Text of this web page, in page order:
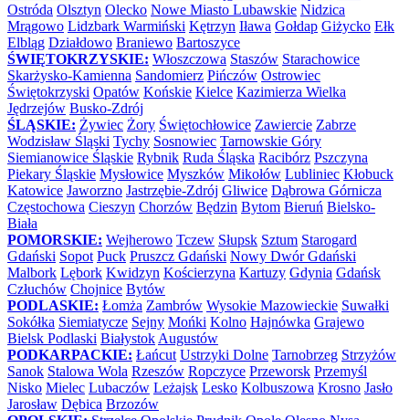
Ostróda Olsztyn Olecko Nowe Miasto Lubawskie Nidzica
Mrągowo Lidzbark Warmiński Kętrzyn Iława Gołdap Giżycko Ełk
Elbląg Działdowo Braniewo Bartoszyce
ŚWIĘTOKRZYSKIE: Włoszczowa Staszów Starachowice
Skarżysko-Kamienna Sandomierz Pińczów Ostrowiec
Świętokrzyski Opatów Końskie Kielce Kazimierza Wielka
Jędrzejów Busko-Zdrój
ŚLĄSKIE: Żywiec Żory Świętochłowice Zawiercie Zabrze
Wodzisław Śląski Tychy Sosnowiec Tarnowskie Góry
Siemianowice Śląskie Rybnik Ruda Śląska Racibórz Pszczyna
Piekary Śląskie Mysłowice Myszków Mikołów Lubliniec Kłobuck
Katowice Jaworzno Jastrzębie-Zdrój Gliwice Dąbrowa Górnicza
Częstochowa Cieszyn Chorzów Będzin Bytom Bieruń Bielsko-
Biała
POMORSKIE: Wejherowo Tczew Słupsk Sztum Starogard
Gdański Sopot Puck Pruszcz Gdański Nowy Dwór Gdański
Malbork Lębork Kwidzyn Kościerzyna Kartuzy Gdynia Gdańsk
Człuchów Chojnice Bytów
PODLASKIE: Łomża Zambrów Wysokie Mazowieckie Suwałki
Sokółka Siemiatycze Sejny Mońki Kolno Hajnówka Grajewo
Bielsk Podlaski Białystok Augustów
PODKARPACKIE: Łańcut Ustrzyki Dolne Tarnobrzeg Strzyżów
Sanok Stalowa Wola Rzeszów Ropczyce Przeworsk Przemyśl
Nisko Mielec Lubaczów Leżajsk Lesko Kolbuszowa Krosno Jasło
Jarosław Dębica Brzozów